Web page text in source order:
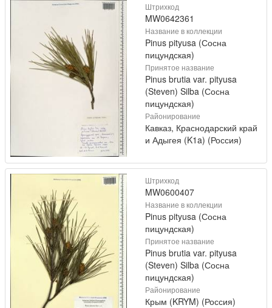
Штрихкод
MW0642361
Название в коллекции
Pinus pityusa (Сосна
пицундская)
Принятое название
Pinus brutia var. pityusa
(Steven) Silba (Сосна
пицундская)
Районирование
Кавказ, Краснодарский край
и Адыгея (K1a) (Россия)
Штрихкод
MW0600407
Название в коллекции
Pinus pityusa (Сосна
пицундская)
Принятое название
Pinus brutia var. pityusa
(Steven) Silba (Сосна
пицундская)
Районирование
Крым (KRYM) (Россия)